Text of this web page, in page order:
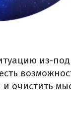
из-
очистить